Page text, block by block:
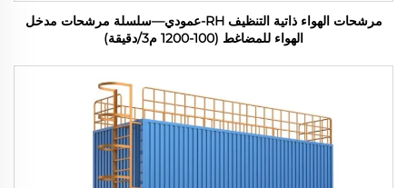
مرشحات الهواء ذاتية التنظيف RH-عمودي—سلسلة مرشحات مدخل
الهواء للمضاغط (100-1200 م3/دقيقة)